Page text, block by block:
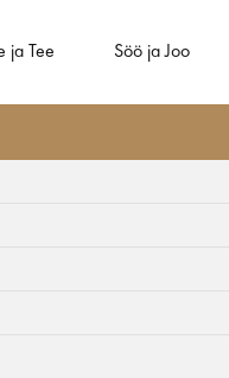
ja Tee Söö ja Joo